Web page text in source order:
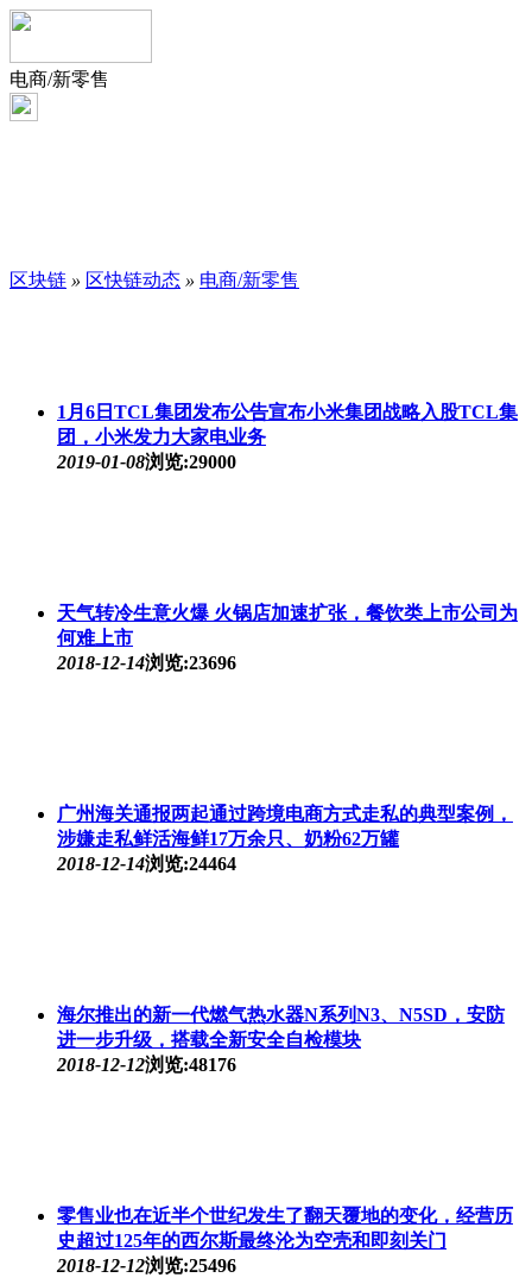
电商/新零售
区块链 » 区快链动态 » 电商/新零售
1月6日TCL集团发布公告宣布小米集团战略入股TCL集
团，小米发力大家电业务
2019-01-08浏览:29000
天气转冷生意火爆 火锅店加速扩张，餐饮类上市公司为
何难上市
2018-12-14浏览:23696
广州海关通报两起通过跨境电商方式走私的典型案例，
涉嫌走私鲜活海鲜17万余只、奶粉62万罐
2018-12-14浏览:24464
海尔推出的新一代燃气热水器N系列N3、N5SD，安防
进一步升级，搭载全新安全自检模块
2018-12-12浏览:48176
零售业也在近半个世纪发生了翻天覆地的变化，经营历
史超过125年的西尔斯最终沦为空壳和即刻关门
2018-12-12浏览:25496